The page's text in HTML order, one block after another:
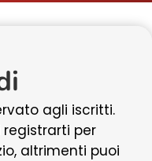
agli iscritti.
per
altrimenti puoi